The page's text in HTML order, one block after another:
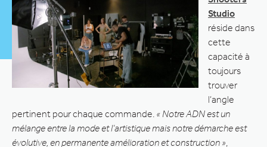
Studio
réside dans
cette
capacité à
toujours
trouver
l’angle
pertinent pour chaque commande. « Notre ADN est un
mélange entre la mode et l’artistique mais notre démarche est
évolutive, en permanente amélioration et construction »